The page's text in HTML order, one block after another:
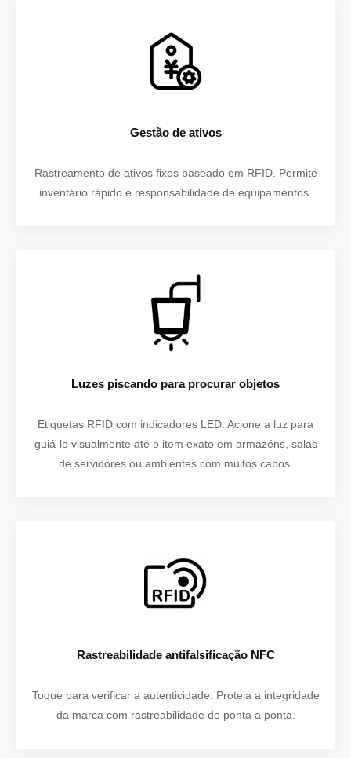
Gestão de ativos
Rastreamento de ativos fixos baseado em RFID. Permite
inventário rápido e responsabilidade de equipamentos.
Luzes piscando para procurar objetos
Etiquetas RFID com indicadores LED. Acione a luz para
guiá-lo visualmente até o item exato em armazéns, salas
de servidores ou ambientes com muitos cabos.
Rastreabilidade antifalsificação NFC
Toque para verificar a autenticidade. Proteja a integridade
da marca com rastreabilidade de ponta a ponta.